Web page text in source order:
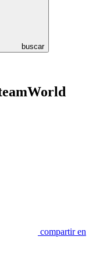
buscar
compartir en